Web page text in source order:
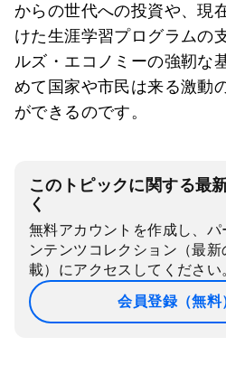
からの世代への投資や、現
けた生涯学習プログラムの
ルズ・エコノミーの強靭な
めて国家や市民は来る激動
ができるのです。
このトピックに関する最
く
無料アカウントを作成し、
ンテンツコレクション（最
載）にアクセスしてください
会員登録（無料